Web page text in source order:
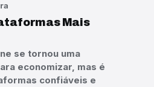
Mais
se tornou uma
economizar, mas é
confiáveis e